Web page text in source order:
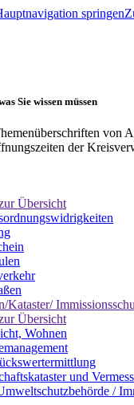
springen
Sie wissen müssen
von
der
Übersicht
Kataster/
Übersicht
Wohnen
und
/